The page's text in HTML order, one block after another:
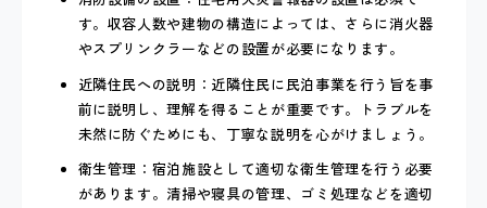
す。収容人数や建物の構造によっては、さらに消火器
やスプリンクラーなどの設置が必要になります。
近隣住民への説明：近隣住民に民泊事業を行う旨を事
前に説明し、理解を得ることが重要です。トラブルを
未然に防ぐためにも、丁寧な説明を心がけましょう。
衛生管理：宿泊施設として適切な衛生管理を行う必要
があります。清掃や寝具の管理、ゴミ処理などを適切